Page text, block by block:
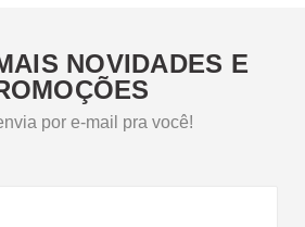
NOVIDADES E
por e-mail pra você!